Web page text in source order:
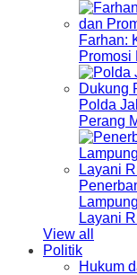
Farhan:
Promosi
Polda
Perang
Layani
View all
Politik
Hukum